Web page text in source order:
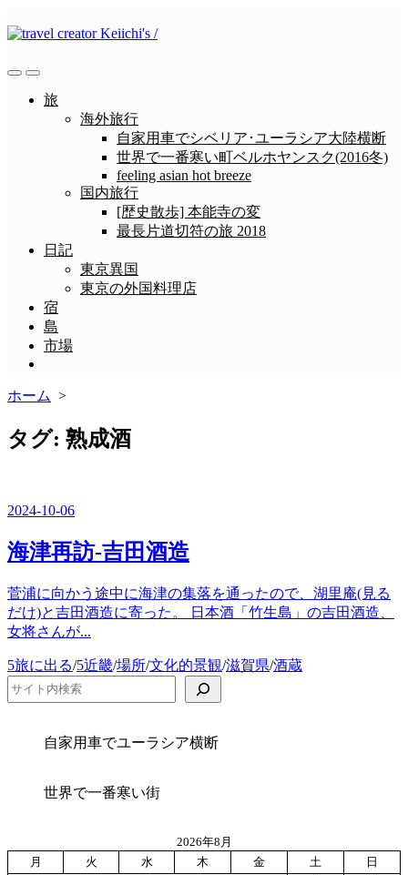
ン
ン
検
メ
ニ 旅
海外旅行
自家用車でシベリア･ユーラシア大陸横断
世界で一番寒い町ベルホヤンスク(2016冬)
feeling asian hot breeze
国内旅行
[歴史散歩] 本能寺の変
最長片道切符の旅 2018
日記
東京異国
東京の外国料理店
宿
島
市場
ュ
を
閉
ホーム >
タグ: 熟成酒
2024-10-06
海津再訪-吉田酒造
菅浦に向かう途中に海津の集落を通ったので、湖里庵(見る
だけ)と吉田酒造に寄った。 日本酒「竹生島」の吉田酒造、
女将さんが...
カ
テ
ゴ
5旅に出る/5近畿/場所/文化的景観/滋賀県/酒蔵
検索
自家用車でユーラシア横断
世界で一番寒い街
2026年8月
月
火 水 木 金 土
日